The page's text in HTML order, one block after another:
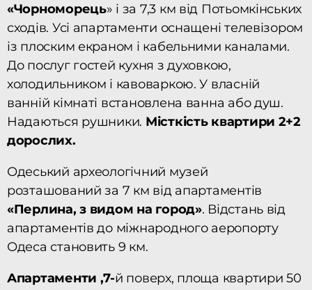
«Чорноморець» і за 7,3 км від Потьомкінських
сходів. Усі апартаменти оснащені телевізором
із плоским екраном і кабельними каналами.
До послуг гостей кухня з духовкою,
холодильником і кавоваркою. У власній
ванній кімнаті встановлена ванна або душ.
Надаються рушники. Місткість квартири 2+2
дорослих.
Одеський археологічний музей
розташований за 7 км від апартаментів
«Перлина, з видом на город». Відстань від
апартаментів до міжнародного аеропорту
Одеса становить 9 км.
Апартаменти ,7-й поверх, площа квартири 50